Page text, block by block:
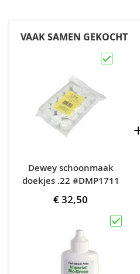
VAAK SAMEN GEKOCHT
Dewey schoonmaak
doekjes .22 #DMP1711
€ 32,50